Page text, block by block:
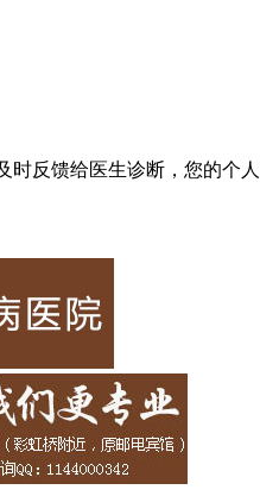
时反馈给医生诊断，您的个人